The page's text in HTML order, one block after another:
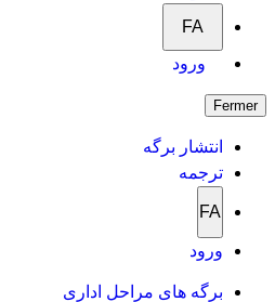
FA
ورود
Fermer
انتشار برگه
ترجمه
FA
ورود
برگه های مراحل اداری